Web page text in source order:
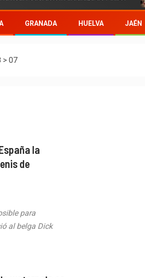
GRANADA HUELVA JAÉN
> 07
la
de
para
al belga Dick